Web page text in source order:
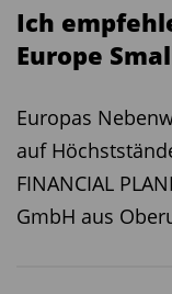
Ich
Europe
Europas
auf
FINANCIAL
GmbH aus